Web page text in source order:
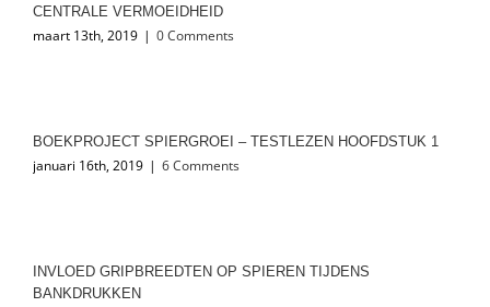
CENTRALE VERMOEIDHEID
maart 13th, 2019 | 0 Comments
BOEKPROJECT SPIERGROEI – TESTLEZEN HOOFDSTUK 1
januari 16th, 2019 | 6 Comments
INVLOED GRIPBREEDTEN OP SPIEREN TIJDENS
BANKDRUKKEN